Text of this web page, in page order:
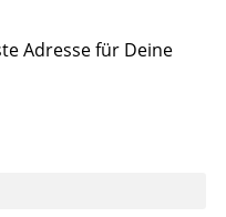
Adresse für Deine